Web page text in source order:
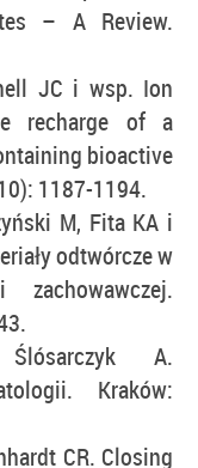
– A Review.
JC i wsp. Ion
recharge of a
bioactive
1187-1194.
M, Fita KA i
odtwórcze w
zachowawczej.
Ślósarczyk A.
Kraków:
CR. Closing